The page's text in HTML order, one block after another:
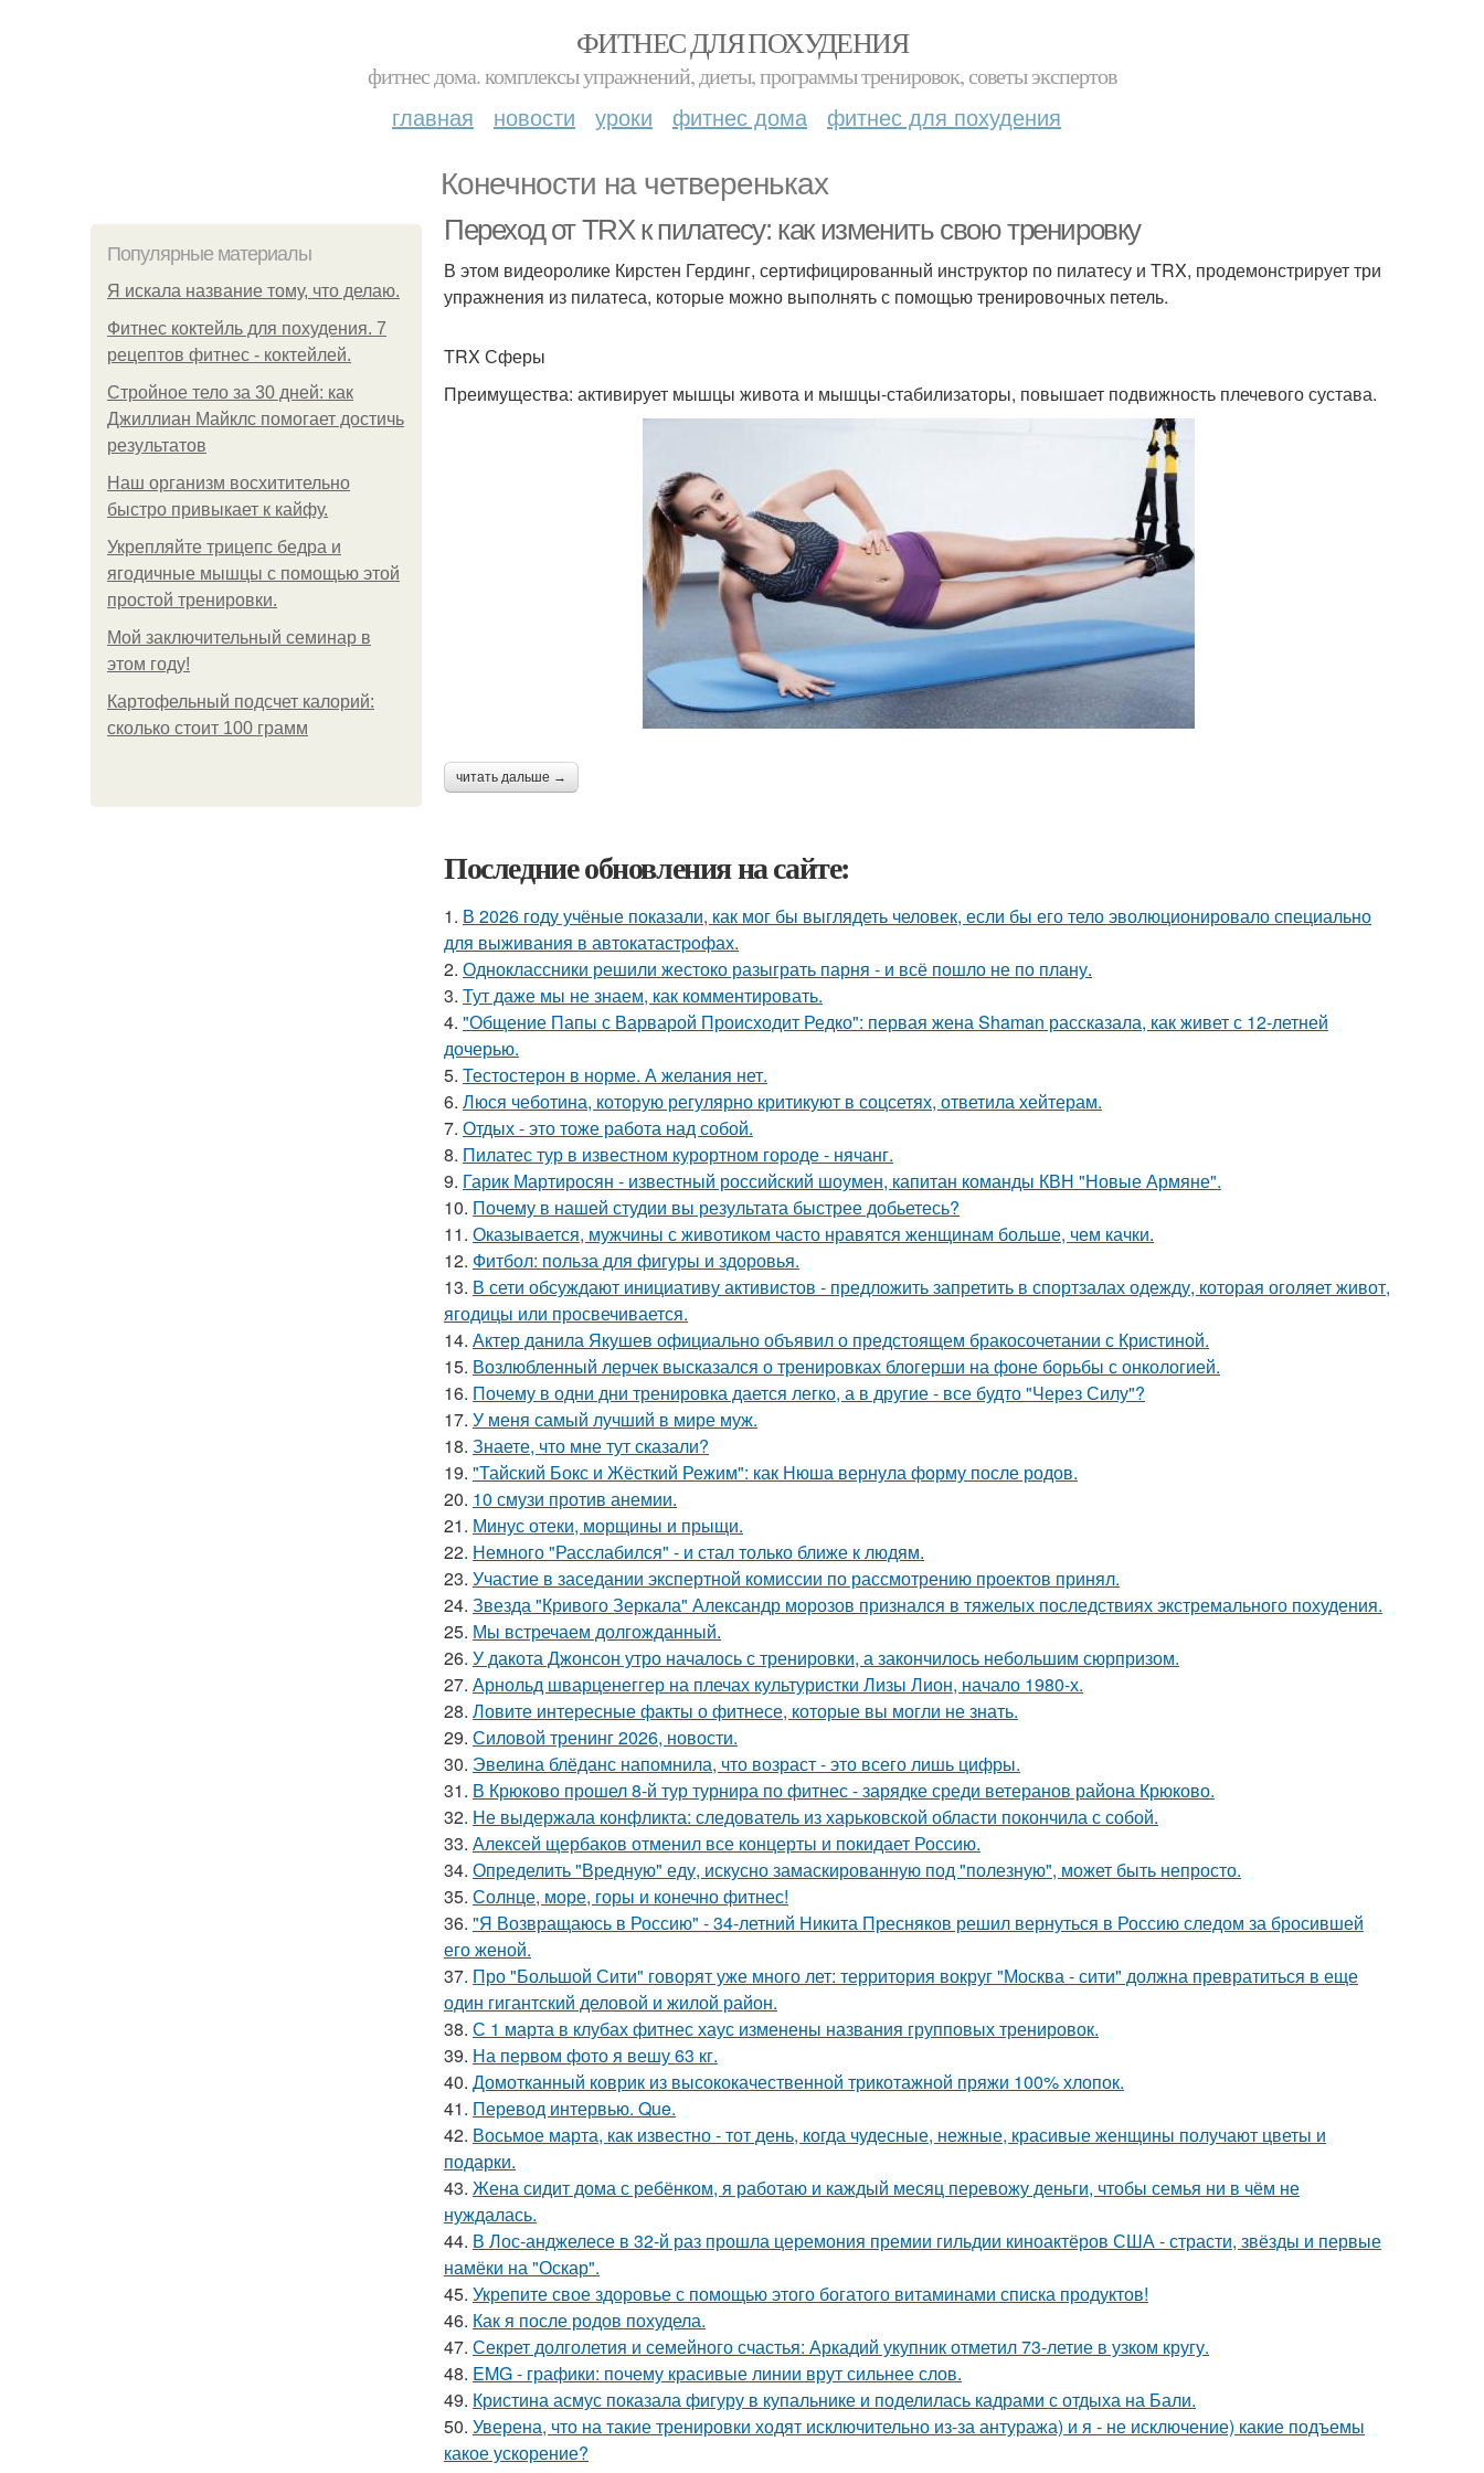
ФИТНЕС ДЛЯ ПОХУДЕНИЯ
фитнес дома. комплексы упражнений, диеты, программы тренировок, советы экспертов
главная новости уроки фитнес дома фитнес для похудения
Конечности на четвереньках
Популярные материалы
Я искала название тому, что делаю.
Фитнес коктейль для похудения. 7
рецептов фитнес - коктейлей.
Стройное тело за 30 дней: как
Джиллиан Майклс помогает достичь
результатов
Наш организм восхитительно
быстро привыкает к кайфу.
Укрепляйте трицепс бедра и
ягодичные мышцы с помощью этой
простой тренировки.
Мой заключительный семинар в
этом году!
Картофельный подсчет калорий:
сколько стоит 100 грамм
Переход от TRX к пилатесу: как изменить свою тренировку
В этом видеоролике Кирстен Гердинг, сертифицированный инструктор по пилатесу и TRX, продемонстрирует три
упражнения из пилатеса, которые можно выполнять с помощью тренировочных петель.
TRX Сферы
Преимущества: активирует мышцы живота и мышцы-стабилизаторы, повышает подвижность плечевого сустава.
читать дальше →
Последние обновления на сайте:
1. В 2026 году учёные показали, как мог бы выглядеть человек, если бы его тело эволюционировало специально
для выживания в автокатастpoфах.
2. Одноклассники решили жестоко разыграть парня - и всё пошло не по плану.
3. Тут даже мы не знаем, как комментировать.
4. "Общение Папы с Варварой Происходит Редко": первая жена Shaman рассказала, как живет с 12-летней
дочерью.
5. Тестостерон в норме. А желания нет.
6. Люся чеботина, которую регулярно критикуют в соцсетях, ответила хейтерам.
7. Отдых - это тоже работа над собой.
8. Пилатес тур в известном курортном городе - нячанг.
9. Гарик Мартиросян - известный российский шоумен, капитан команды КВН "Новые Армяне".
10. Почему в нашей студии вы результата быстрее добьетесь?
11. Оказывается, мужчины с животиком часто нравятся женщинам больше, чем качки.
12. Фитбол: польза для фигуры и здоровья.
13. В сети обсуждают инициативу активистов - предложить запретить в спортзалах одежду, которая оголяет живот,
ягодицы или просвечивается.
14. Актер данила Якушев официально объявил о предстоящем бракосочетании с Кристиной.
15. Возлюбленный лерчек высказался о тренировках блогерши на фоне борьбы с онкологией.
16. Почему в одни дни тренировка дается легко, а в другие - все будто "Через Силу"?
17. У меня самый лучший в мире муж.
18. Знаете, что мне тут сказали?
19. "Тайский Бокс и Жёсткий Режим": как Нюша вернула форму после родов.
20. 10 смузи против анемии.
21. Минус отеки, морщины и прыщи.
22. Немного "Расслабился" - и стал только ближе к людям.
23. Участие в заседании экспертной комиссии по рассмотрению проектов принял.
24. Звезда "Кривого Зеркала" Александр морозов признался в тяжелых последствиях экстремального похудения.
25. Мы встречаем долгожданный.
26. У дакота Джонсон утро началось с тренировки, а закончилось небольшим сюрпризом.
27. Арнольд шварценеггер на плечах культуристки Лизы Лион, начало 1980-х.
28. Ловите интересные факты о фитнесе, которые вы могли не знать.
29. Силовой тренинг 2026, новости.
30. Эвелина блёданс напомнила, что возраст - это всего лишь цифры.
31. В Крюково прошел 8-й тур турнира по фитнес - зарядке среди ветеранов района Крюково.
32. Не выдержала конфликта: следователь из харьковской области покончила с собой.
33. Алексей щербаков отменил все концерты и покидает Россию.
34. Определить "Вредную" еду, искусно замаскированную под "полезную", может быть непросто.
35. Солнце, море, горы и конечно фитнес!
36. "Я Возвращаюсь в Россию" - 34-летний Никита Пресняков решил вернуться в Россию следом за бросившей
его женой.
37. Про "Большой Сити" говорят уже много лет: территория вокруг "Москва - сити" должна превратиться в еще
один гигантский деловой и жилой район.
38. С 1 марта в клубах фитнес хаус изменены названия групповых тренировок.
39. На первом фото я вешу 63 кг.
40. Домотканный коврик из высококачественной трикотажной пряжи 100% хлопок.
41. Перевод интервью. Que.
42. Восьмое марта, как известно - тот день, когда чудесные, нежные, красивые женщины получают цветы и
подарки.
43. Жена сидит дома с ребёнком, я работаю и каждый месяц перевожу деньги, чтобы семья ни в чём не
нуждалась.
44. В Лос-анджелесе в 32-й раз прошла церемония премии гильдии киноактёров США - страсти, звёзды и первые
намёки на "Оскар".
45. Укрепите свое здоровье с помощью этого богатого витаминами списка продуктов!
46. Как я после родов похудела.
47. Секрет долголетия и семейного счастья: Аркадий укупник отметил 73-летие в узком кругу.
48. EMG - графики: почему красивые линии врут сильнее слов.
49. Кристина асмус показала фигуру в купальнике и поделилась кадрами с отдыха на Бали.
50. Уверена, что на такие тренировки ходят исключительно из-за антуража) и я - не исключение) какие подъемы
какое ускорение?